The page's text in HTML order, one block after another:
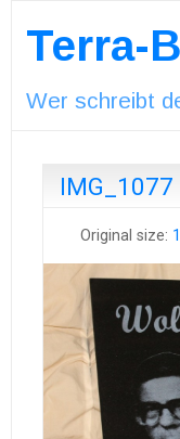
Terra-
Wer schreibt
IMG_1077
Original size: